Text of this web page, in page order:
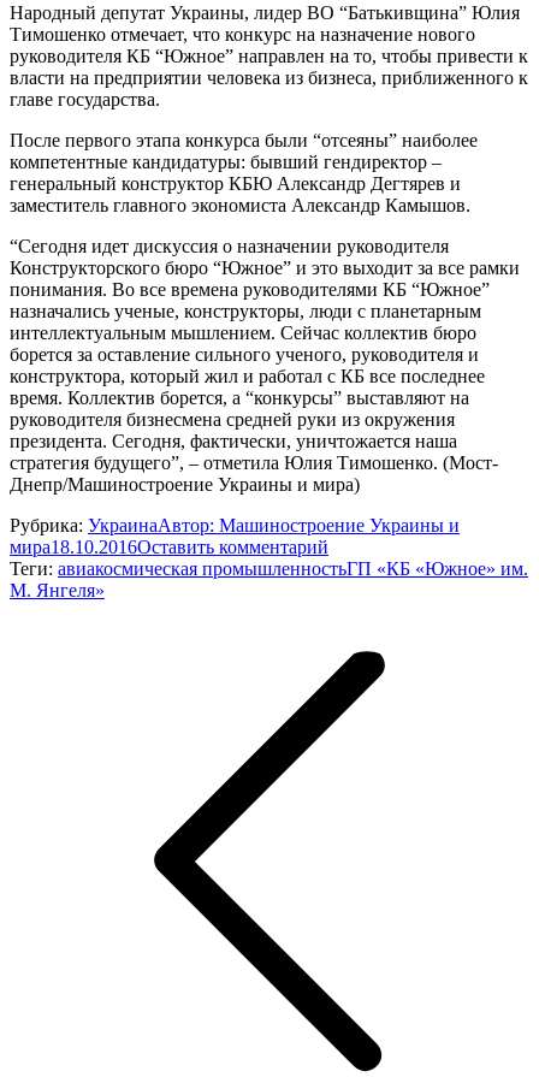
Народный депутат Украины, лидер ВО “Батькивщина” Юлия
Тимошенко отмечает, что конкурс на назначение нового
руководителя КБ “Южное” направлен на то, чтобы привести к
власти на предприятии человека из бизнеса, приближенного к
главе государства.
После первого этапа конкурса были “отсеяны” наиболее
компетентные кандидатуры: бывший гендиректор –
генеральный конструктор КБЮ Александр Дегтярев и
заместитель главного экономиста Александр Камышов.
“Сегодня идет дискуссия о назначении руководителя
Конструкторского бюро “Южное” и это выходит за все рамки
понимания. Во все времена руководителями КБ “Южное”
назначались ученые, конструкторы, люди с планетарным
интеллектуальным мышлением. Сейчас коллектив бюро
борется за оставление сильного ученого, руководителя и
конструктора, который жил и работал с КБ все последнее
время. Коллектив борется, а “конкурсы” выставляют на
руководителя бизнесмена средней руки из окружения
президента. Сегодня, фактически, уничтожается наша
стратегия будущего”, – отметила Юлия Тимошенко. (Мост-
Днепр/Машиностроение Украины и мира)
Рубрика: УкраинаАвтор: Машиностроение Украины и
мира18.10.2016Оставить комментарий
Теги: авиакосмическая промышленностьГП «КБ «Южное» им.
М. Янгеля»